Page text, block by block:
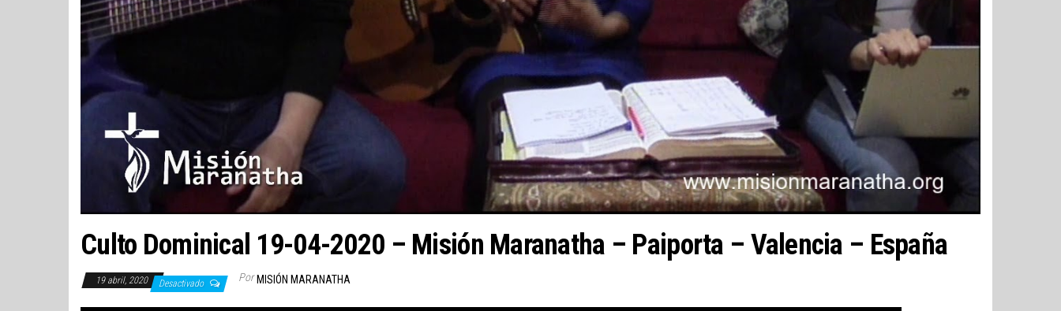
Culto Dominical 19-04-2020 – Misión Maranatha – Paiporta – Valencia – España
19 abril, 2020 Desactivado Por MISIÓN MARANATHA